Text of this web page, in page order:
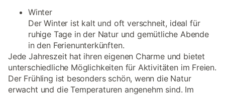
Winter
Der Winter ist kalt und oft verschneit, ideal für
ruhige Tage in der Natur und gemütliche Abende
in den Ferienunterkünften.
Jede Jahreszeit hat ihren eigenen Charme und bietet
unterschiedliche Möglichkeiten für Aktivitäten im Freien.
Der Frühling ist besonders schön, wenn die Natur
erwacht und die Temperaturen angenehm sind. Im